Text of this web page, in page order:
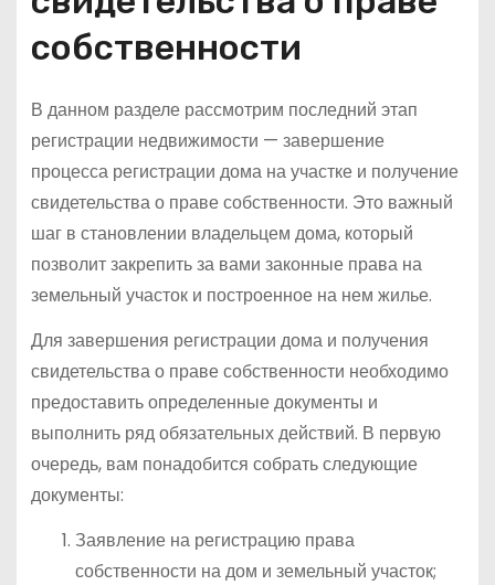
собственности
В данном разделе рассмотрим последний этап
регистрации недвижимости — завершение
процесса регистрации дома на участке и получение
свидетельства о праве собственности. Это важный
шаг в становлении владельцем дома, который
позволит закрепить за вами законные права на
земельный участок и построенное на нем жилье.
Для завершения регистрации дома и получения
свидетельства о праве собственности необходимо
предоставить определенные документы и
выполнить ряд обязательных действий. В первую
очередь, вам понадобится собрать следующие
документы:
Заявление на регистрацию права
собственности на дом и земельный участок;